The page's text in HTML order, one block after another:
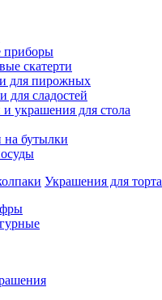
приборы
скатерти
для пирожных
для сладостей
и украшения для стола
на бутылки
Украшения для торта